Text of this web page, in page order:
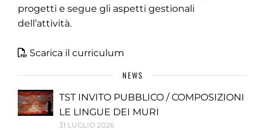
progetti e segue gli aspetti gestionali
dell’attività.
Scarica il curriculum
NEWS
TST INVITO PUBBLICO / COMPOSIZIONI
LE LINGUE DEI MURI
31 LUGLIO 2026